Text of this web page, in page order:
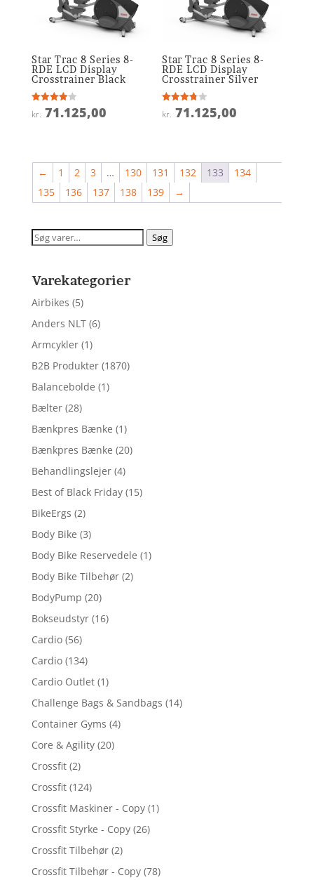
Star Trac 8 Series 8-
RDE LCD Display
Crosstrainer Black
Vurderet
4
kr. 71.125,00
Star Trac 8 Series 8-
RDE LCD Display
Crosstrainer Silver
Vurderet
3.8
kr. 71.125,00
← 1 2 3 … 130 131 132 133
134
135
136 137 138 139 →
Søg
Søg
Varekategorier
Airbikes (5)
Anders NLT (6)
Armcykler (1)
B2B Produkter (1870)
Balancebolde (1)
Bælter (28)
Bænkpres Bænke (1)
Bænkpres Bænke (20)
Behandlingslejer (4)
Best of Black Friday (15)
BikeErgs (2)
Body Bike (3)
Body Bike Reservedele (1)
Body Bike Tilbehør (2)
BodyPump (20)
Bokseudstyr (16)
Cardio (56)
Cardio (134)
Cardio Outlet (1)
Challenge Bags & Sandbags (14)
Container Gyms (4)
Core & Agility (20)
Crossfit (2)
Crossfit (124)
Crossfit Maskiner - Copy (1)
Crossfit Styrke - Copy (26)
Crossfit Tilbehør (2)
Crossfit Tilbehør - Copy (78)